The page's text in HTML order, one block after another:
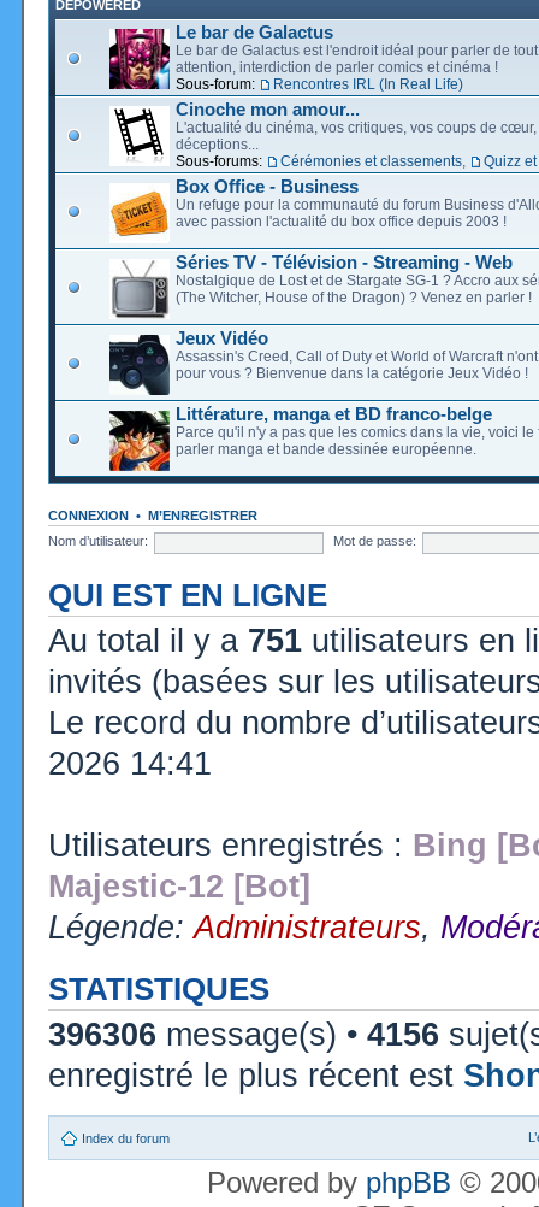
DEPOWERED
Le bar de Galactus
Le bar de Galactus est l'endroit idéal pour parler de
attention, interdiction de parler comics et cinéma !
Sous-forum:
Rencontres IRL (In Real Life)
Cinoche mon amour...
L'actualité du cinéma, vos critiques, vos coups de cœur,
déceptions...
Sous-forums:
Cérémonies et classements Quizz
Box Office - Business
Un refuge pour la communauté du forum Business
avec passion l'actualité du box office depuis 2003 !
Séries TV - Télévision - Streaming - Web
Nostalgique de Lost et de Stargate SG-1 ? Accro aux
(The Witcher, House of the Dragon) ? Venez en parler !
Jeux Vidéo
Assassin's Creed, Call of Duty et World of Warcraft
pour vous ? Bienvenue dans la catégorie Jeux Vidéo !
Littérature, manga et BD franco-belge
Parce qu'il n'y a pas que les comics dans la vie, voici le
parler manga et bande dessinée européenne.
CONNEXION • M’ENREGISTRER
Nom d’utilisateur:
Mot de passe:
QUI EST EN LIGNE
Au total il y a 751 utilisateurs en
invités (basées sur les
Le record du nombre
2026 14:41
Utilisateurs enregistrés : Bing
Majestic-12 [Bot]
Légende:Administrateurs,
STATISTIQUES
396306 message(s) • 4156
enregistré le plus récent est
Index du forum
Powered by phpBB ©